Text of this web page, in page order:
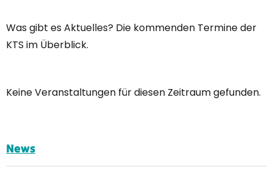
Was gibt es Aktuelles? Die kommenden Termine der
KTS im Überblick.
Keine Veranstaltungen für diesen Zeitraum gefunden.
News